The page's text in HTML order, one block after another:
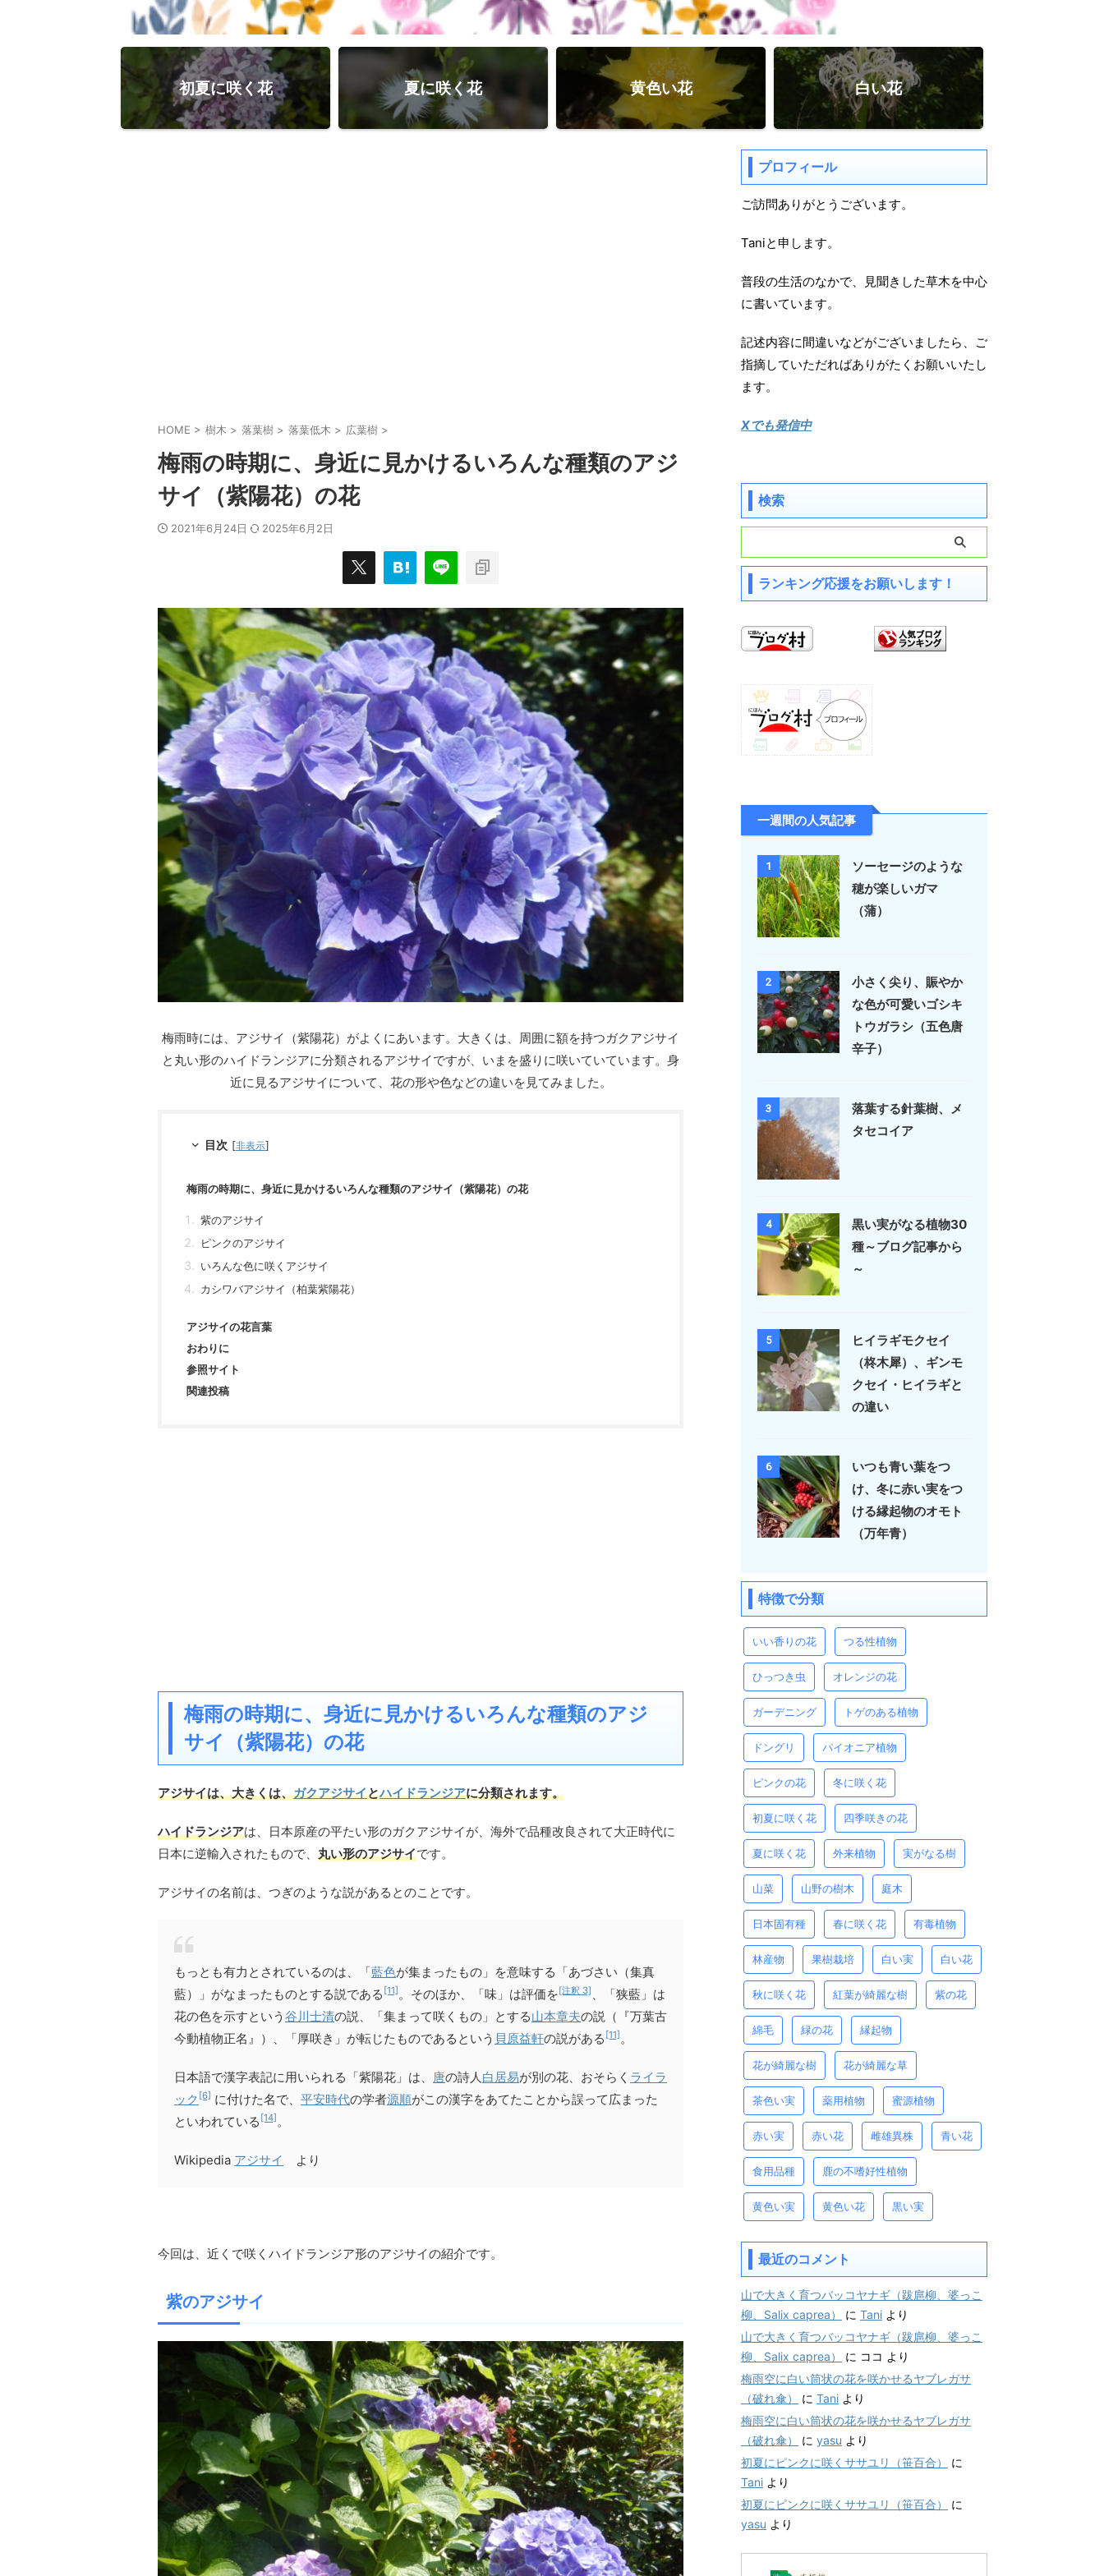
初夏に咲く花 夏に咲く花 黄色い花 白い花
HOME > 樹木 > 落葉樹 > 落葉低木 > 広葉樹 >
梅雨の時期に、身近に見かけるいろんな種類のアジ
サイ（紫陽花）の花
2021年6月24日 2025年6月2日
梅雨時には、アジサイ（紫陽花）がよくにあいます。大きくは、周囲に額を持つガクアジサイ
と丸い形のハイドランジアに分類されるアジサイですが、いまを盛りに咲いていています。身
近に見るアジサイについて、花の形や色などの違いを見てみました。
目次 [非表示]
梅雨の時期に、身近に見かけるいろんな種類のアジサイ（紫陽花）の花
紫のアジサイ
ピンクのアジサイ
いろんな色に咲くアジサイ
カシワバアジサイ（柏葉紫陽花）
アジサイの花言葉
おわりに
参照サイト
関連投稿
梅雨の時期に、身近に見かけるいろんな種類のアジ
サイ（紫陽花）の花
アジサイは、大きくは、ガクアジサイとハイドランジアに分類されます。
ハイドランジアは、日本原産の平たい形のガクアジサイが、海外で品種改良されて大正時代に
日本に逆輸入されたもので、 丸い形のアジサイです。
アジサイの名前は、つぎのような説があるとのことです。
もっとも有力とされているのは、「藍色が集まったもの」を意味する「あづさい（集真
藍）」がなまったものとする説である [11] 。そのほか、「味」は評価を[注釈 3]
、「狭藍」は
花の色を示すという 谷川士清の説、「集まって咲くもの」とする山本章夫の説（『万葉古
今動植物正名』）、「厚咲き」が転じたものであるという 貝原益軒の説がある [11] 。
日本語で漢字表記に用いられる「紫陽花」は、 唐の詩人 白居易が別の花、おそらく ライラ
ック [6] に付けた名で、 平安時代の学者源順がこの漢字をあてたことから誤って広まった
といわれている [14] 。
Wikipedia アジサイ より
今回は、近くで咲くハイドランジア形のアジサイの紹介です。
紫のアジサイ
プロフィール
ご訪問ありがとうございます。
Taniと申します。
普段の生活のなかで、見聞きした草木を中心
に書いています。
記述内容に間違いなどがございましたら、ご
指摘していただればありがたくお願いいたし
ます。
Xでも発信中
検索
ランキング応援をお願いします！
一週間の人気記事
1
ソーセージのような
穂が楽しいガマ
（蒲）
2
小さく尖り、賑やか
な色が可愛いゴシキ
トウガラシ（五色唐
辛子）
3
落葉する針葉樹、メ
タセコイア
4
黒い実がなる植物30
種～ブログ記事から
～
5
ヒイラギモクセイ
（柊木犀）、ギンモ
クセイ・ヒイラギと
の違い
6
いつも青い葉をつ
け、冬に赤い実をつ
ける縁起物のオモト
（万年青）
特徴で分類
いい香りの花 つる性植物
ひっつき虫 オレンジの花
ガーデニング トゲのある植物
ドングリ パイオニア植物
ピンクの花 冬に咲く花
初夏に咲く花 四季咲きの花
夏に咲く花 外来植物 実がなる樹
山菜 山野の樹木 庭木
日本固有種 春に咲く花 有毒植物
林産物 果樹栽培 白い実 白い花
秋に咲く花 紅葉が綺麗な樹 紫の花
綿毛 緑の花 縁起物
花が綺麗な樹 花が綺麗な草
茶色い実 薬用植物 蜜源植物
赤い実 赤い花 雌雄異株 青い花
食用品種 鹿の不嗜好性植物
黄色い実 黄色い花 黒い実
最近のコメント
山で大きく育つバッコヤナギ（跋扈柳、婆っこ
柳、Salix caprea）
に Tani より
山で大きく育つバッコヤナギ（跋扈柳、婆っこ
柳、Salix caprea）
に ココ より
梅雨空に白い筒状の花を咲かせるヤブレガサ
（破れ傘）
に Tani より
梅雨空に白い筒状の花を咲かせるヤブレガサ
（破れ傘）
に yasu より
初夏にピンクに咲くササユリ（笹百合）
に
Tani より
初夏にピンクに咲くササユリ（笹百合）
に
yasu より